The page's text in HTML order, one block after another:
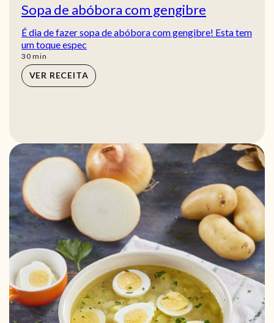
Sopa de abóbora com gengibre
É dia de fazer sopa de abóbora com gengibre! Esta tem
um toque espec
30min
min
VER RECEITA